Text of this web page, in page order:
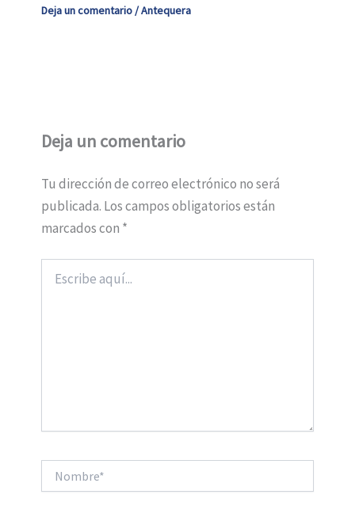
Deja un comentario/Antequera
Deja un comentario
Tu dirección de correo electrónico no será
publicada. Los campos obligatorios están
marcados con *
aquí...